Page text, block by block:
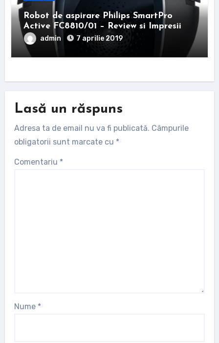
Robot de aspirare Philips SmartPro
Active FC8810/01 – Review si Impresii
admin 7 aprilie 2019
Lasă un răspuns
Adresa ta de email nu va fi publicată. Câmpurile
obligatorii sunt marcate cu *
Comentariu *
Nume *